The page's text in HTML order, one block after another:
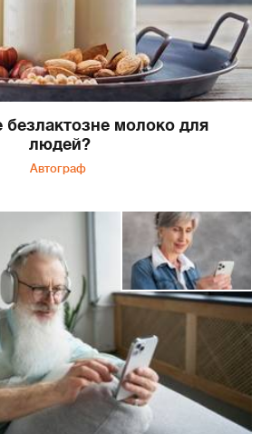
безлактозне молоко для
людей?
Автограф